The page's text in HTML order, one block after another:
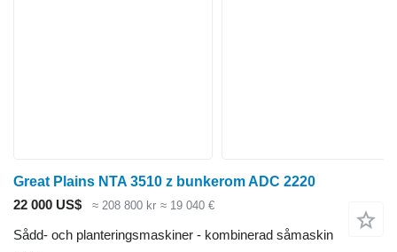
Great Plains NTA 3510 z bunkerom ADC 2220
22 000 US$
≈ 208 800 kr ≈ 19 040 €
Sådd- och planteringsmaskiner - kombinerad såmaskin